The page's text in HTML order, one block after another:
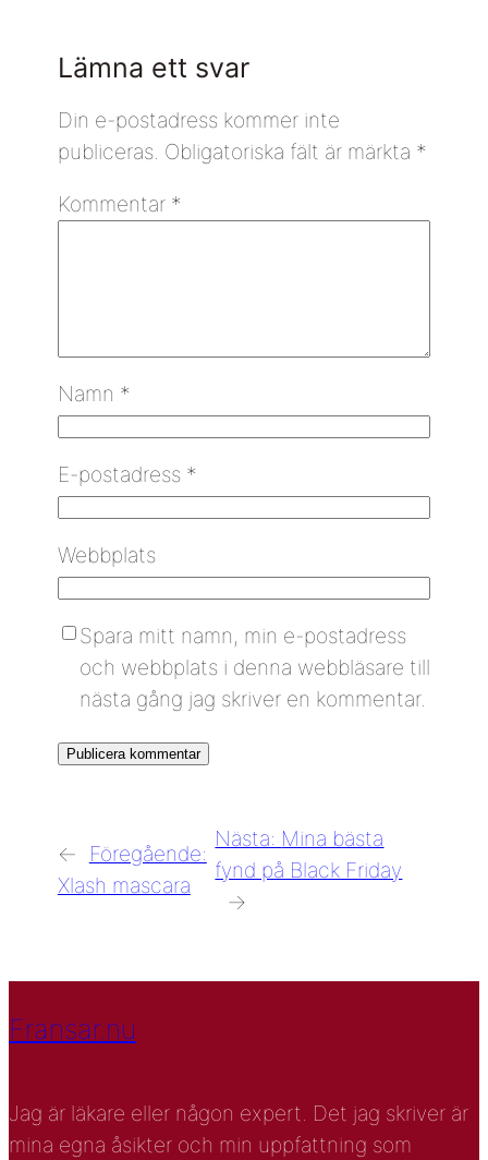
Lämna ett svar
Din e-postadress kommer inte
publiceras. Obligatoriska fält är märkta *
Kommentar *
Namn *
E-postadress *
Webbplats
Spara mitt namn, min e-postadress
och webbplats i denna webbläsare till
nästa gång jag skriver en kommentar.
←
Föregående:
Xlash mascara
Nästa: Mina bästa
fynd på Black Friday
→
Fransar.nu
Jag är läkare eller någon expert. Det jag skriver är
mina egna åsikter och min uppfattning som